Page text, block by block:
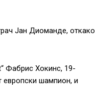
Јан Диоманде, откако
Фабрис Хокинс, 19-
европски шампион, и